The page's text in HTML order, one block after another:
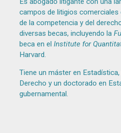
campos de litigios comerciales
de la competencia y del
diversas becas, incluyendo la
beca en el Institute for
Harvard.
Tiene un máster en
Derecho y un doctorado en
gubernamental.